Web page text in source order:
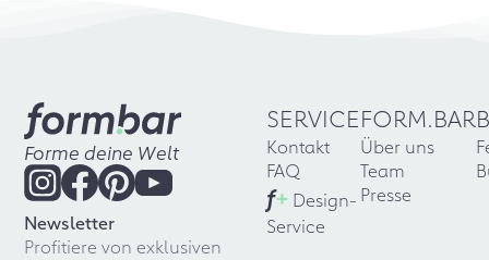
Forme deine Welt
Newsletter
Profitiere von exklusiven
SERVICE
Kontakt
FAQ
f+ Design-
Service
FORM.BAR
Über uns
Team
Presse